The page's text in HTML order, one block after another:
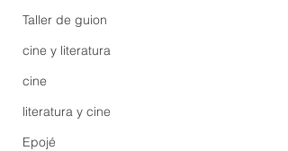
Taller de guion
cine y literatura
cine
literatura y cine
Epojé